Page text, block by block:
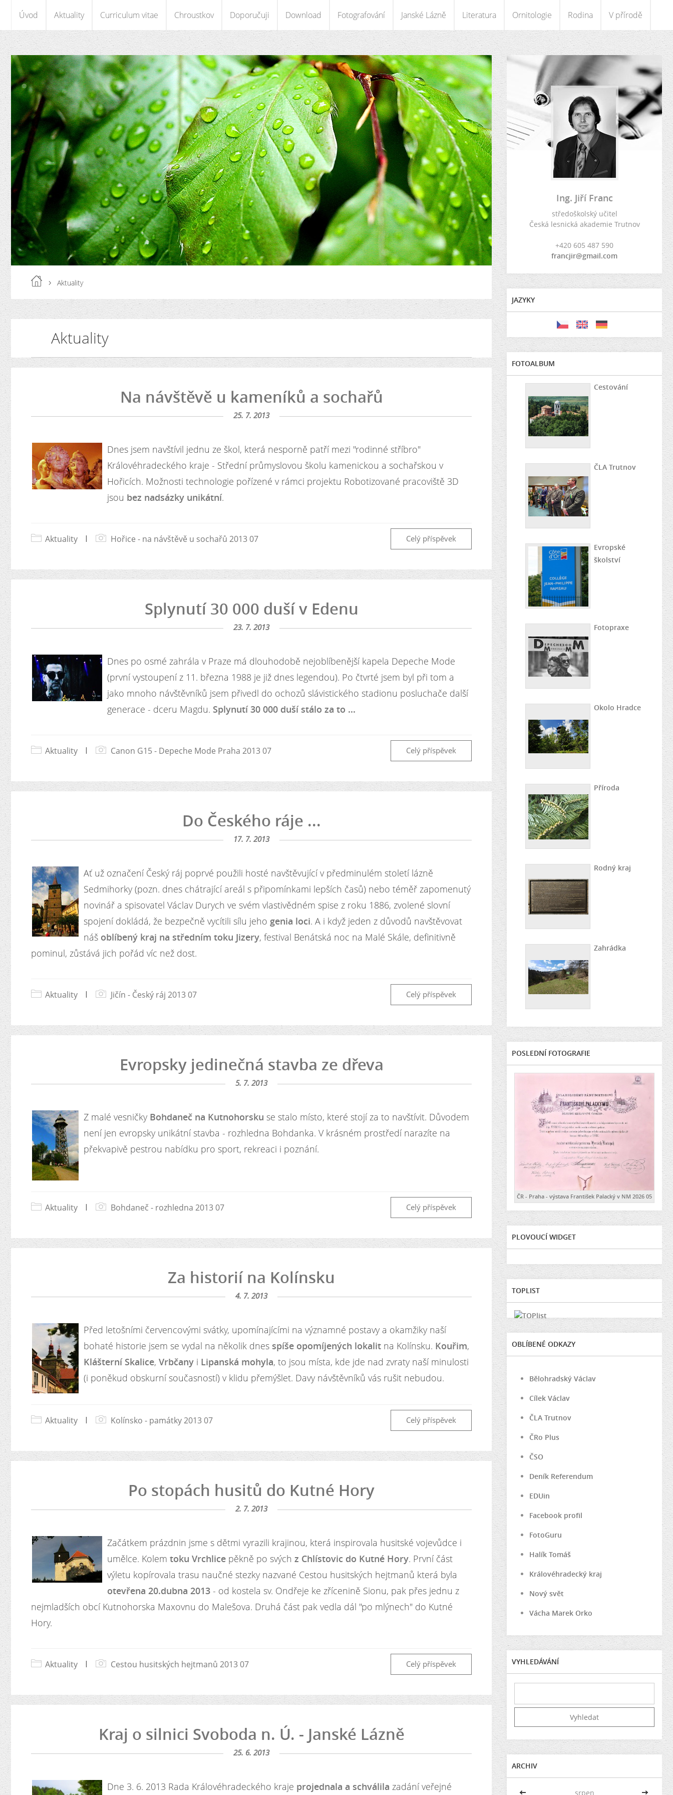
Úvod Aktuality Curriculum vitae Chroustkov Doporučuji Download Fotografování Janské Lázně Literatura Ornitologie Rodina V přírodě
Aktuality
Aktuality
Na návštěvě u kameníků a sochařů
25. 7. 2013
Dnes jsem navštívil jednu ze škol, která nesporně patří mezi "rodinné stříbro"
Královéhradeckého kraje - Střední průmyslovou školu kamenickou a sochařskou v
Hořicích. Možnosti technologie pořízené v rámci projektu Robotizované pracoviště 3D
jsou bez nadsázky unikátní.
Celý příspěvek
Aktuality | Hořice - na návštěvě u sochařů 2013 07
Splynutí 30 000 duší v Edenu
23. 7. 2013
Dnes po osmé zahrála v Praze má dlouhodobě nejoblíbenější kapela Depeche Mode
(první vystoupení z 11. března 1988 je již dnes legendou). Po čtvrté jsem byl při tom a
jako mnoho návštěvníků jsem přivedl do ochozů slávistického stadionu posluchače další
generace - dceru Magdu. Splynutí 30 000 duší stálo za to ...
Celý příspěvek
Aktuality | Canon G15 - Depeche Mode Praha 2013 07
Do Českého ráje ...
17. 7. 2013
Ať už označení Český ráj poprvé použili hosté navštěvující v předminulém století lázně
Sedmihorky (pozn. dnes chátrající areál s připomínkami lepších časů) nebo téměř zapomenutý
novinář a spisovatel Václav Durych ve svém vlastivědném spise z roku 1886, zvolené slovní
spojení dokládá, že bezpečně vycítili sílu jeho genia loci. A i když jeden z důvodů navštěvovat
náš oblíbený kraj na středním toku Jizery, festival Benátská noc na Malé Skále, definitivně
pominul, zůstává jich pořád víc než dost.
Celý příspěvek
Aktuality | Jičín - Český ráj 2013 07
Evropsky jedinečná stavba ze dřeva
5. 7. 2013
Z malé vesničky Bohdaneč na Kutnohorsku se stalo místo, které stojí za to navštívit. Důvodem
není jen evropsky unikátní stavba - rozhledna Bohdanka. V krásném prostředí narazíte na
překvapivě pestrou nabídku pro sport, rekreaci i poznání.
Celý příspěvek
Aktuality | Bohdaneč - rozhledna 2013 07
Za historií na Kolínsku
4. 7. 2013
Před letošními červencovými svátky, upomínajícími na významné postavy a okamžiky naší
bohaté historie jsem se vydal na několik dnes spíše opomíjených lokalit na Kolínsku. Kouřim,
Klášterní Skalice, Vrbčany i Lipanská mohyla, to jsou místa, kde jde nad zvraty naší minulosti
(i poněkud obskurní současností) v klidu přemýšlet. Davy návštěvníků vás rušit nebudou.
Celý příspěvek
Aktuality | Kolínsko - památky 2013 07
Po stopách husitů do Kutné Hory
2. 7. 2013
Začátkem prázdnin jsme s dětmi vyrazili krajinou, která inspirovala husitské vojevůdce i
umělce. Kolem toku Vrchlice pěkně po svých z Chlístovic do Kutné Hory. První část
výletu kopírovala trasu naučné stezky nazvané Cestou husitských hejtmanů která byla
otevřena 20.dubna 2013 - od kostela sv. Ondřeje ke zřícenině Sionu, pak přes jednu z
nejmladších obcí Kutnohorska Maxovnu do Malešova. Druhá část pak vedla dál "po mlýnech" do Kutné
Hory.
Celý příspěvek
Aktuality | Cestou husitských hejtmanů 2013 07
Kraj o silnici Svoboda n. Ú. - Janské Lázně
25. 6. 2013
Dne 3. 6. 2013 Rada Královéhradeckého kraje projednala a schválila zadání veřejné
Ing. Jiří Franc
středoškolský učitel
Česká lesnická akademie Trutnov
+420 605 487 590
francjir@gmail.com
JAZYKY
FOTOALBUM
Cestování
ČLA Trutnov
Evropské
školství
Fotopraxe
Okolo Hradce
Příroda
Rodný kraj
Zahrádka
POSLEDNÍ FOTOGRAFIE
ČR - Praha - výstava František Palacký v NM 2026 05
PLOVOUCÍ WIDGET
TOPLIST
OBLÍBENÉ ODKAZY
Bělohradský Václav
Cílek Václav
ČLA Trutnov
ČRo Plus
ČSO
Deník Referendum
EDUin
Facebook profil
FotoGuru
Halík Tomáš
Královéhradecký kraj
Nový svět
Vácha Marek Orko
VYHLEDÁVÁNÍ
ARCHIV
<< srpen >>